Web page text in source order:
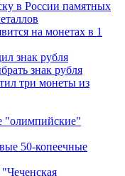
в России памятных
на монетах в 1
знак рубля
знак рубля
три монеты из
"олимпийские"
50-копеечные